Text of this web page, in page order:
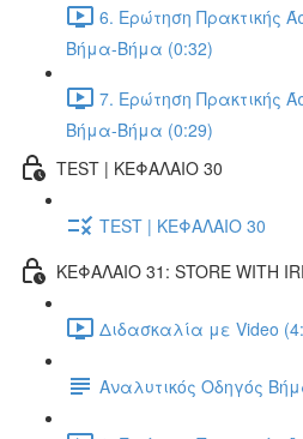
6. Ερώτηση Πρακτικής
Βήμα-Βήμα (0:32)
7. Ερώτηση Πρακτικής
Βήμα-Βήμα (0:29)
TEST | ΚΕΦΑΛΑΙΟ 30
TEST | ΚΕΦΑΛΑΙΟ 30
ΚΕΦΑΛΑΙΟ 31: STORE WITH
Διδασκαλία με Video
Αναλυτικός Οδηγός